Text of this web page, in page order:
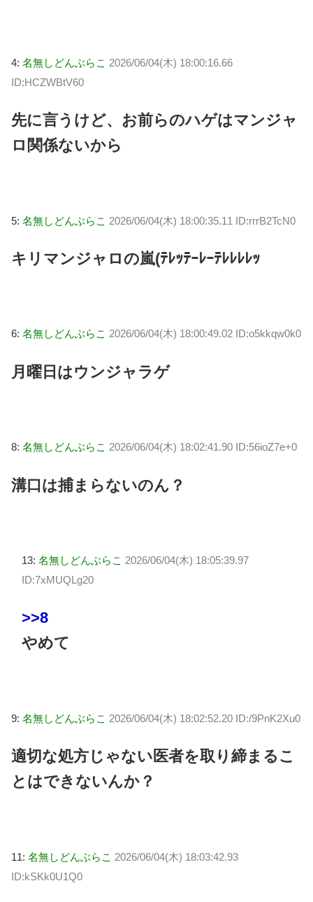
4: 名無しどんぶらこ 2026/06/04(木) 18:00:16.66
ID:HCZWBtV60
先に言うけど、お前らのハゲはマンジャ
ロ関係ないから
5: 名無しどんぶらこ 2026/06/04(木) 18:00:35.11 ID:rrrB2TcN0
キリマンジャロの嵐(ﾃﾚｯﾃｰﾚｰﾃﾚﾚﾚﾚｯ
6: 名無しどんぶらこ 2026/06/04(木) 18:00:49.02 ID:o5kkqw0k0
月曜日はウンジャラゲ
8: 名無しどんぶらこ 2026/06/04(木) 18:02:41.90 ID:56ioZ7e+0
溝口は捕まらないのん？
13: 名無しどんぶらこ 2026/06/04(木) 18:05:39.97
ID:7xMUQLg20
>>8
やめて
9: 名無しどんぶらこ 2026/06/04(木) 18:02:52.20 ID:/9PnK2Xu0
適切な処方じゃない医者を取り締まるこ
とはできないんか？
11: 名無しどんぶらこ 2026/06/04(木) 18:03:42.93
ID:kSKk0U1Q0